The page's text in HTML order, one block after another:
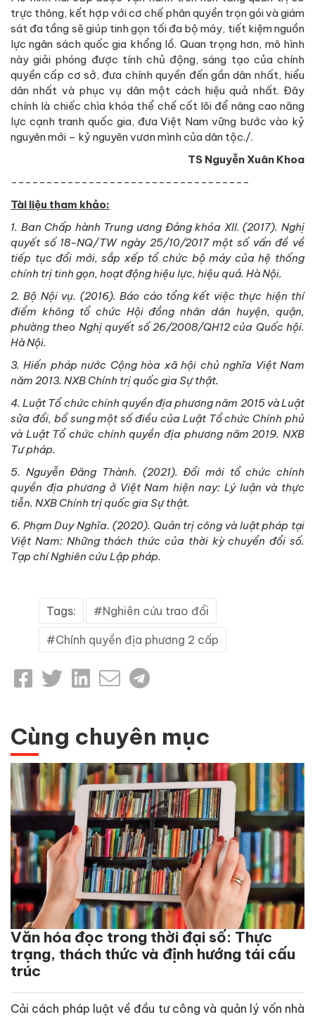
trực thông, kết hợp với cơ chế phân quyền trọn gói và giám
sát đa tầng sẽ giúp tinh gọn tối đa bộ máy, tiết kiệm nguồn
lực ngân sách quốc gia khổng lồ. Quan trọng hơn, mô hình
này giải phóng được tính chủ động, sáng tạo của chính
quyền cấp cơ sở, đưa chính quyền đến gần dân nhất, hiểu
dân nhất và phục vụ dân một cách hiệu quả nhất. Đây
chính là chiếc chìa khóa thể chế cốt lõi để nâng cao năng
lực cạnh tranh quốc gia, đưa Việt Nam vững bước vào kỷ
nguyên mới – kỷ nguyên vươn mình của dân tộc./.
TS Nguyễn Xuân Khoa
----------------------------------
Tài liệu tham khảo:
1. Ban Chấp hành Trung ương Đảng khóa XII. (2017). Nghị
quyết số 18-NQ/TW ngày 25/10/2017 một số vấn đề về
tiếp tục đổi mới, sắp xếp tổ chức bộ máy của hệ thống
chính trị tinh gọn, hoạt động hiệu lực, hiệu quả. Hà Nội.
2. Bộ Nội vụ. (2016). Báo cáo tổng kết việc thực hiện thí
điểm không tổ chức Hội đồng nhân dân huyện, quận,
phường theo Nghị quyết số 26/2008/QH12 của Quốc hội.
Hà Nội.
3. Hiến pháp nước Cộng hòa xã hội chủ nghĩa Việt Nam
năm 2013. NXB Chính trị quốc gia Sự thật.
4. Luật Tổ chức chính quyền địa phương năm 2015 và Luật
sửa đổi, bổ sung một số điều của Luật Tổ chức Chính phủ
và Luật Tổ chức chính quyền địa phương năm 2019. NXB
Tư pháp.
5. Nguyễn Đăng Thành. (2021). Đổi mới tổ chức chính
quyền địa phương ở Việt Nam hiện nay: Lý luận và thực
tiễn. NXB Chính trị quốc gia Sự thật.
6. Phạm Duy Nghĩa. (2020). Quản trị công và luật pháp tại
Việt Nam: Những thách thức của thời kỳ chuyển đổi số.
Tạp chí Nghiên cứu Lập pháp.
Tags: Nghiên cứu trao đổi
Chính quyền địa phương 2 cấp
Cùng chuyên mục
Văn hóa đọc trong thời đại số: Thực
trạng, thách thức và định hướng tái cấu
trúc
Cải cách pháp luật về đầu tư công và quản lý vốn nhà